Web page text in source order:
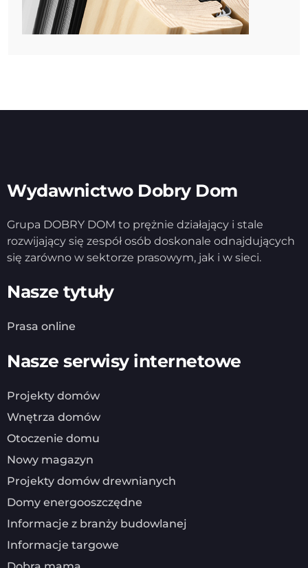
Wydawnictwo Dobry Dom
Grupa DOBRY DOM to prężnie działający i stale
rozwijający się zespół osób doskonale odnajdujących
się zarówno w sektorze prasowym, jak i w sieci.
Nasze tytuły
Prasa online
Nasze serwisy internetowe
Projekty domów
Wnętrza domów
Otoczenie domu
Nowy magazyn
Projekty domów drewnianych
Domy energooszczędne
Informacje z branży budowlanej
Informacje targowe